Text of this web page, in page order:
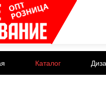
Каталог